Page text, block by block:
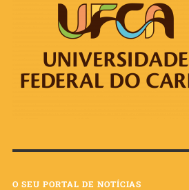
O SEU PORTAL DE NOTÍCIAS